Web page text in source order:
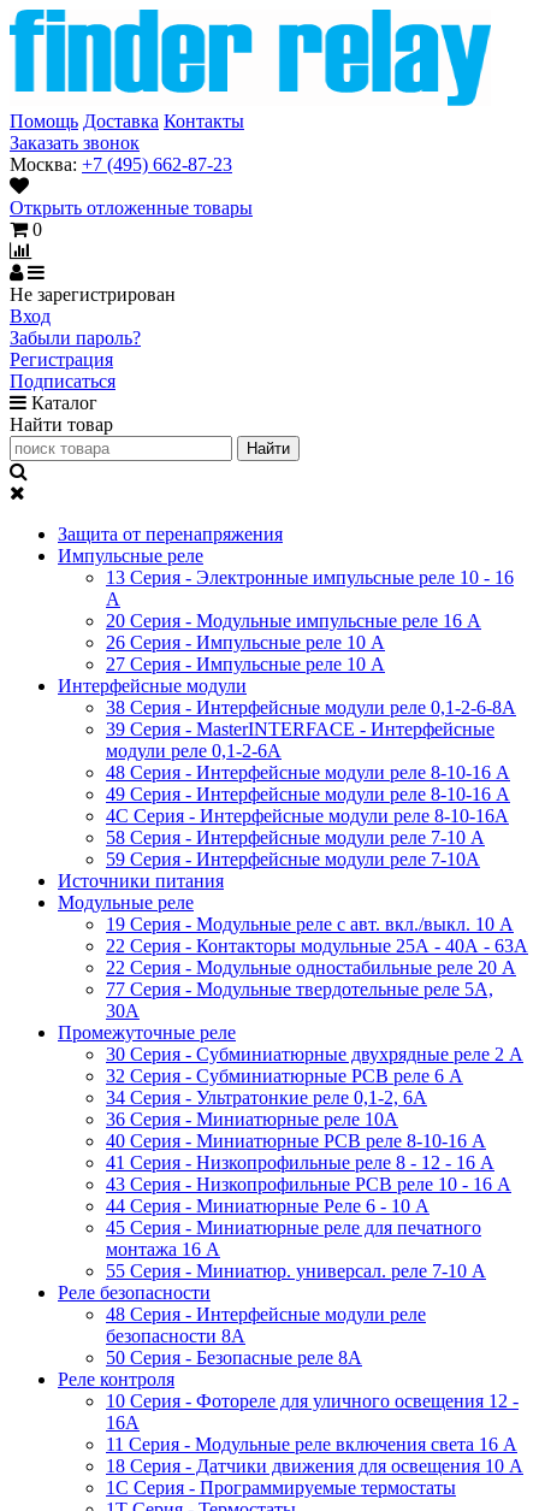
Помощь Доставка Контакты
Заказать звонок
Москва: +7 (495) 662-87-23
Открыть отложенные товары
0
Не зарегистрирован
Вход
Забыли пароль?
Регистрация
Подписаться
Каталог
Найти товар
Защита от перенапряжения
Импульсные реле
13 Серия - Электронные импульсные реле 10 - 16
A
20 Серия - Модульные импульсные реле 16 A
26 Серия - Импульсные реле 10 A
27 Серия - Импульсные реле 10 A
Интерфейсные модули
38 Cерия - Интерфейсные модули реле 0,1-2-6-8А
39 Cерия - MasterINTERFACE - Интерфейсные
модули реле 0,1-2-6А
48 Cерия - Интерфейсные модули реле 8-10-16 A
49 Серия - Интерфейсные модули реле 8-10-16 A
4C Серия - Интерфейсные модули реле 8-10-16А
58 Серия - Интерфейсные модули реле 7-10 A
59 Серия - Интерфейсные модули реле 7-10А
Источники питания
Модульные реле
19 Cерия - Модульные реле с авт. вкл./выкл. 10 A
22 Серия - Контакторы модульные 25А - 40А - 63А
22 Серия - Модульные одностабильные реле 20 A
77 Серия - Модульные твердотельные реле 5А,
30А
Промежуточные реле
30 Серия - Субминиатюрные двухрядные реле 2 A
32 Серия - Субминиатюрные PCB реле 6 A
34 Серия - Ультратонкие реле 0,1-2, 6A
36 Серия - Миниатюрные реле 10А
40 Серия - Миниатюрные PCB реле 8-10-16 A
41 Серия - Низкопрофильные реле 8 - 12 - 16 A
43 Серия - Низкопрофильные PCB реле 10 - 16 A
44 Серия - Миниатюрные Реле 6 - 10 A
45 Серия - Миниатюрные реле для печатного
монтажа 16 A
55 Cерия - Миниатюр. универсал. реле 7-10 A
Реле безопасности
48 Серия - Интерфейсные модули реле
безопасности 8А
50 Серия - Безопасные реле 8А
Реле контроля
10 Серия - Фотореле для уличного освещения 12 -
16A
11 Серия - Модульные реле включения света 16 A
18 Серия - Датчики движения для освещения 10 A
1C Серия - Программируемые термостаты